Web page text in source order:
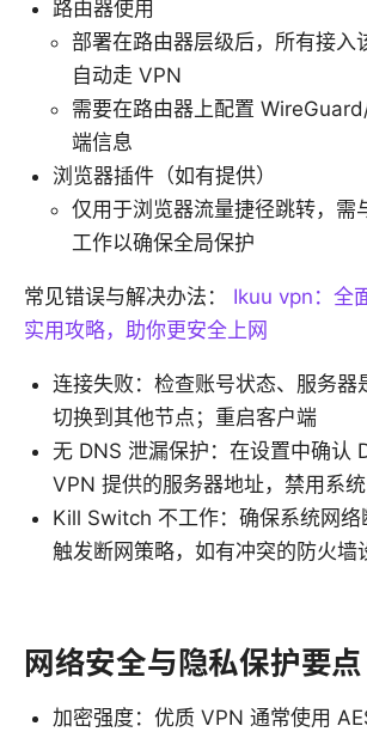
路由器使用
部署在路由器层级后，所有接入
自动走 VPN
需要在路由器上配置
端信息
浏览器插件（如有提供）
仅用于浏览器流量捷径跳转，需
工作以确保全局保护
常见错误与解决办法： Ikuu vpn：全
实用攻略，助你更安全上网
连接失败：检查账号状态、服务器
切换到其他节点；重启客户端
无 DNS 泄漏保护：在设置中确认
VPN 提供的服务器地址，禁用系
Kill Switch 不工作：确保系统网络
触发断网策略，如有冲突的防火墙
网络安全与隐私保护要点
加密强度：优质 VPN 通常使用